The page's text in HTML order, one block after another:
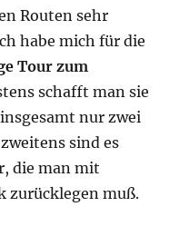
Routen sehr
habe mich für die
Tour zum
schafft man sie
nur zwei
sind es
die man mit
zurücklegen muß.
Nationalpark“